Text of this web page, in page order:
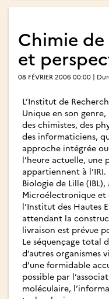
Chimie de
et
08 FÉVRIER 2006 00:00 |
L’Institut de
Unique en son genre,
des chimistes, des
des informaticiens,
approche intégrée
l’heure actuelle,
appartiennent à
Biologie de Lille
Microélectronique et
l’Institut des Hautes
attendant la
livraison est prévue
Le séquençage total
d’autres organismes
d’une formidable
possible par
moléculaire,